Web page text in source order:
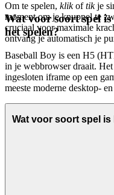
Om te spelen, klikoftikje
moment om je knuppel te
cruciaal voor maximale
ontvang je automatisch je
Wat voor soort spel
het spelen?
Baseball Boy is een H5
in je webbrowser draait.
ingesloten iframe op een
meeste moderne desktop-
Wat voor soort spel